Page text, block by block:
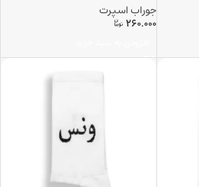
جوراب اسپرت
260.000